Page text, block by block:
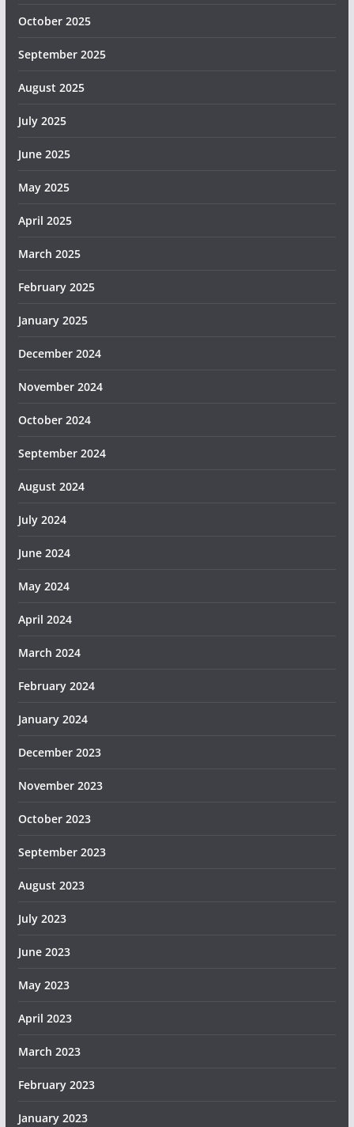
October 2025
September 2025
August 2025
July 2025
June 2025
May 2025
April 2025
March 2025
February 2025
January 2025
December 2024
November 2024
October 2024
September 2024
August 2024
July 2024
June 2024
May 2024
April 2024
March 2024
February 2024
January 2024
December 2023
November 2023
October 2023
September 2023
August 2023
July 2023
June 2023
May 2023
April 2023
March 2023
February 2023
January 2023